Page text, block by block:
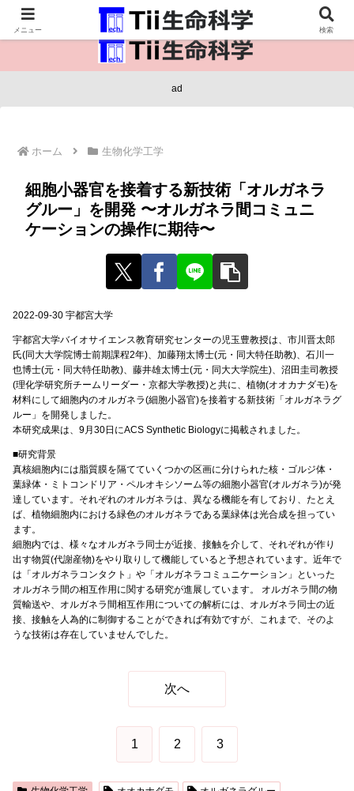
医療保健・生命・生物の情報インフラ。
ad
ホーム 生物化学工学
細胞小器官を接着する新技術「オルガネラ
グルー」を開発 〜オルガネラ間コミュニ
ケーションの操作に期待〜
2022-09-30 宇都宮大学
宇都宮大学バイオサイエンス教育研究センターの児玉豊教授は、市川晋太郎
氏(同大大学院博士前期課程2年)、加藤翔太博士(元・同大特任助教)、石川一
也博士(元・同大特任助教)、藤井雄太博士(元・同大大学院生)、沼田圭司教授
(理化学研究所チームリーダー・京都大学教授)と共に、植物(オオカナダモ)を
材料にして細胞内のオルガネラ(細胞小器官)を接着する新技術「オルガネラグ
ルー」を開発しました。
本研究成果は、9月30日にACS Synthetic Biologyに掲載されました。
■研究背景
真核細胞内には脂質膜を隔てていくつかの区画に分けられた核・ゴルジ体・
葉緑体・ミトコンドリア・ペルオキシソーム等の細胞小器官(オルガネラ)が発
達しています。それぞれのオルガネラは、異なる機能を有しており、たとえ
ば、植物細胞内における緑色のオルガネラである葉緑体は光合成を担ってい
ます。
細胞内では、様々なオルガネラ同士が近接、接触を介して、それぞれが作り
出す物質(代謝産物)をやり取りして機能していると予想されています。近年で
は「オルガネラコンタクト」や「オルガネラコミュニケーション」といった
オルガネラ間の相互作用に関する研究が進展しています。 オルガネラ間の物
質輸送や、オルガネラ間相互作用についての解析には、オルガネラ同士の近
接、接触を人為的に制御することができれば有効ですが、これまで、そのよ
うな技術は存在していませんでした。
次へ
1 2 3
メニュー 検索